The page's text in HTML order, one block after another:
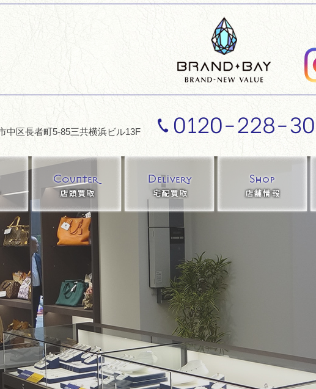
中区長者町5-85三共横浜ビル13F
0120-228-